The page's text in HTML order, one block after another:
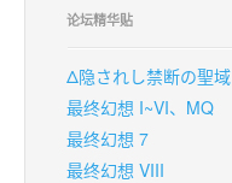
论坛精华贴
Δ隐されし禁断の聖域
最终幻想 I~VI、MQ
最终幻想 7
最终幻想 VIII